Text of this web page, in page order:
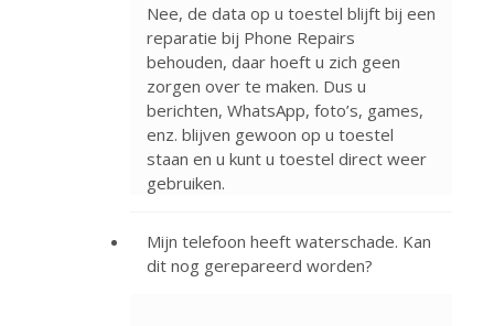
Nee, de data op u toestel blijft bij een
reparatie bij Phone Repairs
behouden, daar hoeft u zich geen
zorgen over te maken. Dus u
berichten, WhatsApp, foto’s, games,
enz. blijven gewoon op u toestel
staan en u kunt u toestel direct weer
gebruiken.
Mijn telefoon heeft waterschade. Kan
dit nog gerepareerd worden?